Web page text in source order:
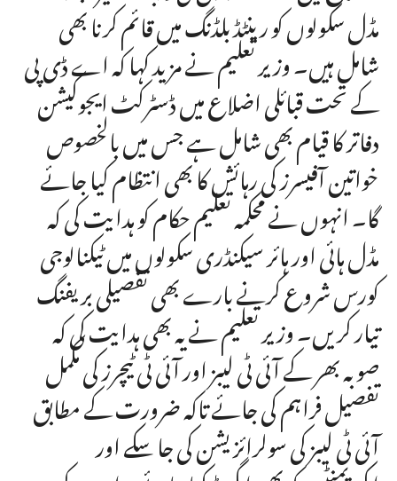
مڈل سکولوں کو رینٹڈ بلڈنگ میں قائم کرنا بھی
شامل ہیں۔ وزیر تعلیم نے مزید کہا کہ اے ڈی پی
کے تحت قبائلی اضلاع میں ڈسٹرکٹ ایجوکیشن
دفاتر کا قیام بھی شامل ہے جس میں بالخصوص
خواتین آفیسرز کی رہائش کا بھی انتظام کیا جائے
گا۔ انہوں نے محکمہ تعلیم حکام کو ہدایت کی کہ
مڈل ہائی اور ہائر سیکنڈری سکولوں میں ٹیکنالوجی
کورس شروع کرنے بارے بھی تفصیلی بریفنگ
تیار کریں۔ وزیر تعلیم نے یہ بھی ہدایت کی کہ
صوبہ بھر کے آئی ٹی لیبز اور آئی ٹی ٹیچرز کی مکمل
تفصیل فراہم کی جائے تاکہ ضرورت کے مطابق
آئی ٹی لیبز کی سولرائزیشن کی جا سکے اور